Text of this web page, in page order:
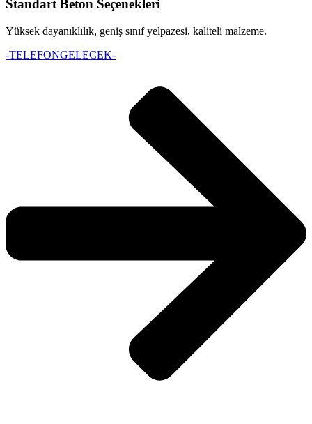
Standart Beton Seçenekleri
Yüksek dayanıklılık, geniş sınıf yelpazesi, kaliteli malzeme.
-TELEFONGELECEK-